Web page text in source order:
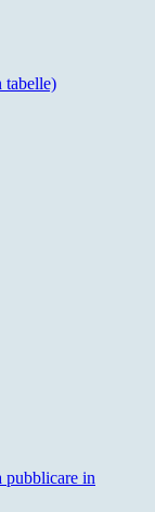
tabelle)
pubblicare in